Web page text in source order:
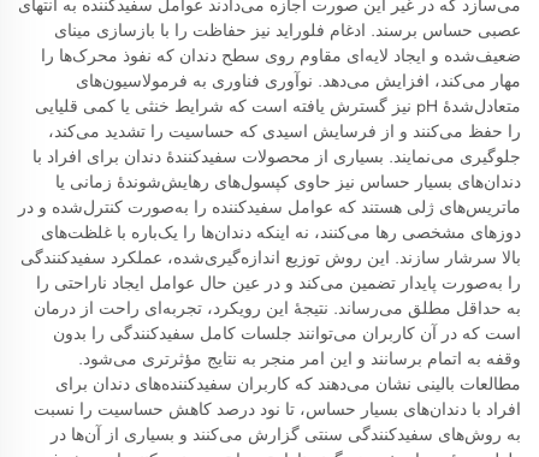
می‌سازد که در غیر این صورت اجازه می‌دادند عوامل سفیدکننده به انتهای
عصبی حساس برسند. ادغام فلوراید نیز حفاظت را با بازسازی مینای
ضعیف‌شده و ایجاد لایه‌ای مقاوم روی سطح دندان که نفوذ محرک‌ها را
مهار می‌کند، افزایش می‌دهد. نوآوری فناوری به فرمولاسیون‌های
متعادل‌شدهٔ pH نیز گسترش یافته است که شرایط خنثی یا کمی قلیایی
را حفظ می‌کنند و از فرسایش اسیدی که حساسیت را تشدید می‌کند،
جلوگیری می‌نمایند. بسیاری از محصولات سفیدکنندهٔ دندان برای افراد با
دندان‌های بسیار حساس نیز حاوی کپسول‌های رهایش‌شوندهٔ زمانی یا
ماتریس‌های ژلی هستند که عوامل سفیدکننده را به‌صورت کنترل‌شده و در
دوزهای مشخصی رها می‌کنند، نه اینکه دندان‌ها را یک‌باره با غلظت‌های
بالا سرشار سازند. این روش توزیع اندازه‌گیری‌شده، عملکرد سفیدکنندگی
را به‌صورت پایدار تضمین می‌کند و در عین حال عوامل ایجاد ناراحتی را
به حداقل مطلق می‌رساند. نتیجهٔ این رویکرد، تجربه‌ای راحت از درمان
است که در آن کاربران می‌توانند جلسات کامل سفیدکنندگی را بدون
وقفه به اتمام برسانند و این امر منجر به نتایج مؤثرتری می‌شود.
مطالعات بالینی نشان می‌دهند که کاربران سفیدکننده‌های دندان برای
افراد با دندان‌های بسیار حساس، تا نود درصد کاهش حساسیت را نسبت
به روش‌های سفیدکنندگی سنتی گزارش می‌کنند و بسیاری از آن‌ها در